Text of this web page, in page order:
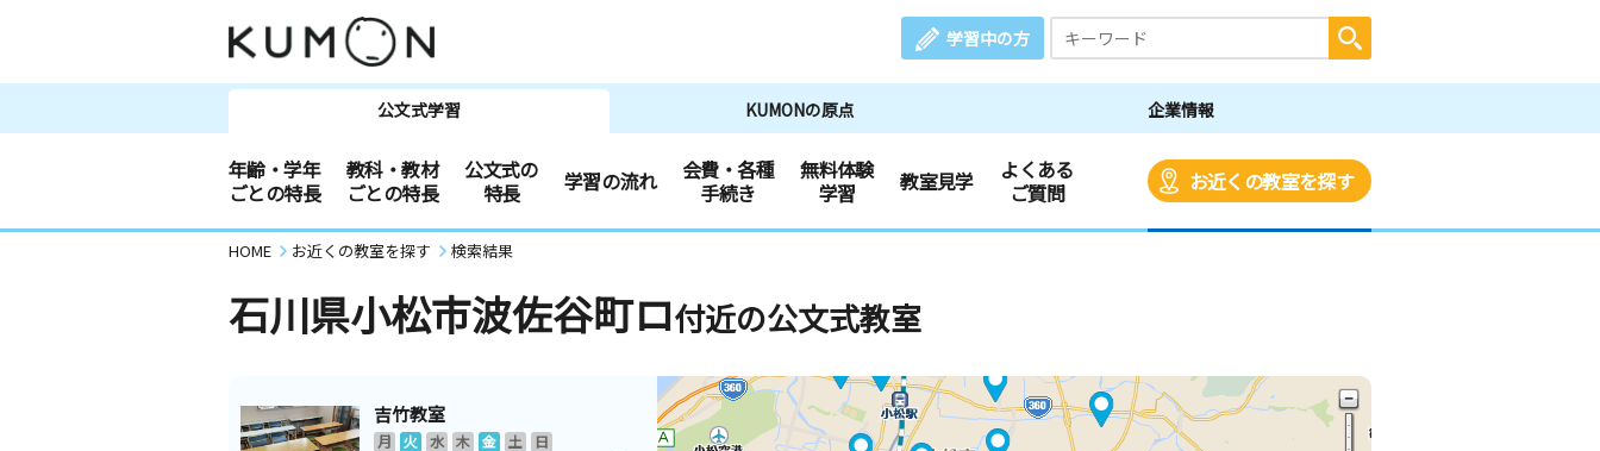
学習中の方
公文式学習 KUMONの原点 企業情報
年齢・学年
ごとの特長
教科・教材
ごとの特長
公文式の
特長
学習の流れ
会費・各種
手続き
無料体験
学習
教室見学
よくある
ご質問
お近くの教室を探す
HOME お近くの教室を探す 検索結果
石川県小松市波佐谷町ロ付近の公文式教室
吉竹教室
月 火 水 木 金 土
日